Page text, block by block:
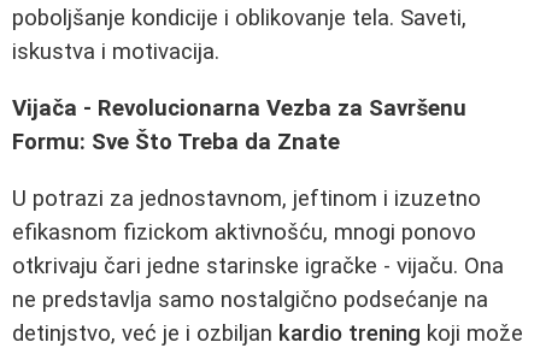
poboljšanje kondicije i oblikovanje tela. Saveti,
iskustva i motivacija.
Vijača - Revolucionarna Vezba za Savršenu
Formu: Sve Što Treba da Znate
U potrazi za jednostavnom, jeftinom i izuzetno
efikasnom fizickom aktivnošću, mnogi ponovo
otkrivaju čari jedne starinske igračke - vijaču. Ona
ne predstavlja samo nostalgično podsećanje na
detinjstvo, već je i ozbiljan kardio trening koji može